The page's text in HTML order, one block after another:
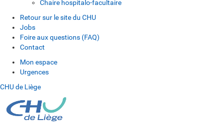
Chaire hospitalo-facultaire
Retour sur le site du CHU
Jobs
Foire aux questions (FAQ)
Contact
Mon espace
Urgences
CHU de Liège